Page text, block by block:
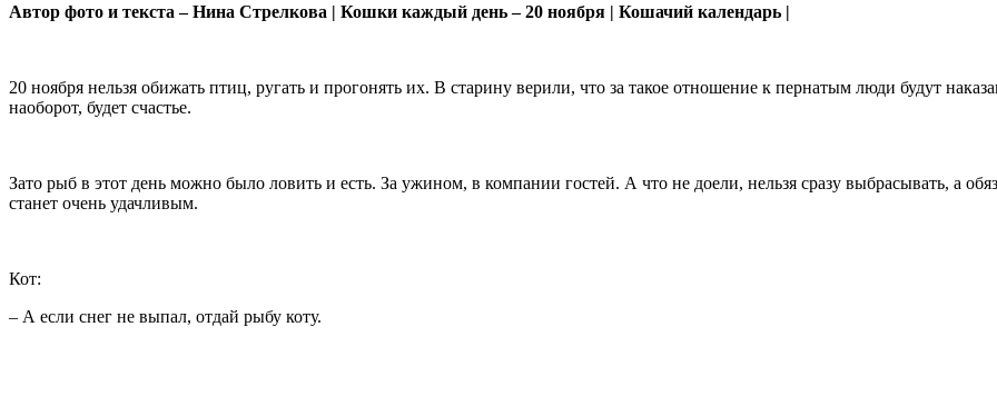
Автор фото и текста – Нина Стрелкова | Кошки каждый день – 20 ноября | Кошачий календарь |
20 ноября нельзя обижать птиц, ругать и прогонять их. В старину верили, что за такое отношение к пернатым люди будут
наоборот, будет счастье.
Зато рыб в этот день можно было ловить и есть. За ужином, в компании гостей. А что не доели, нельзя сразу выбрасывать, а
станет очень удачливым.
Кот:
– А если снег не выпал, отдай рыбу коту.